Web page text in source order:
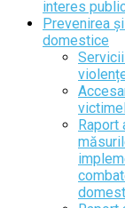
interes
Prevenirea
domestice
Raport